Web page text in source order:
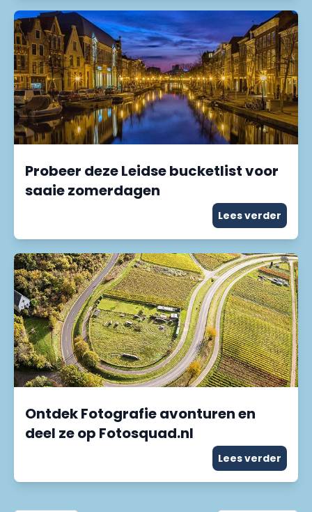
Probeer deze Leidse bucketlist voor
saaie zomerdagen
Lees verder
Ontdek Fotografie avonturen en
deel ze op Fotosquad.nl
Lees verder